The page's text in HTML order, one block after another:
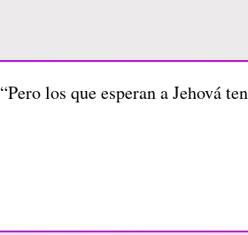
“Pero los que esperan a Jehová